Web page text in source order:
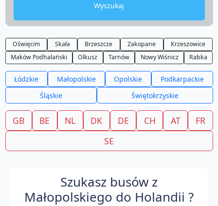
Wyszukaj
Oświęcim Skała Brzeszcze Zakopane
Krzeszowice
Maków Podhalański
Olkusz Tarnów Nowy Wiśnicz Rabka
Łódzkie Małopolskie Opolskie
Podkarpackie
Śląskie
Świętokrzyskie
GB BE NL DK DE CH AT
FR
SE
Szukasz busów z
Małopolskiego do Holandii ?